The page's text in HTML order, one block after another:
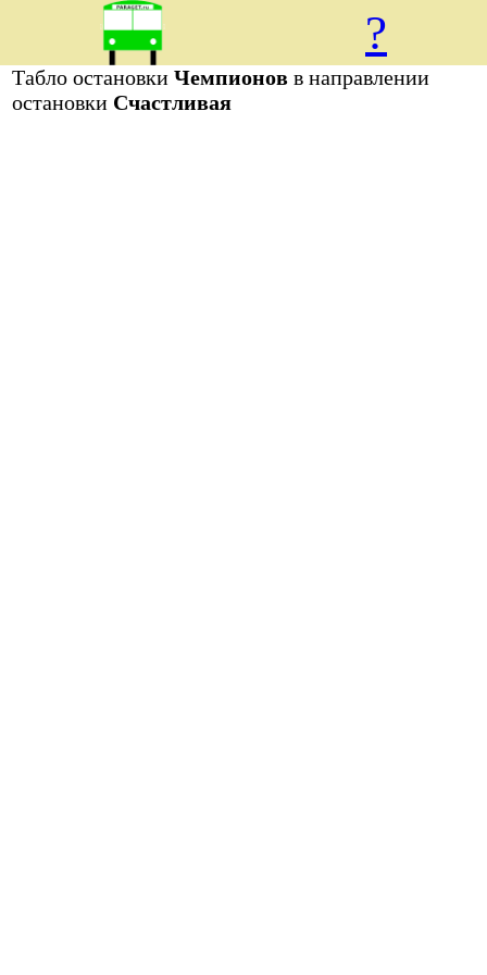
?
Табло остановкиЧемпионовв направлении
остановки Счастливая